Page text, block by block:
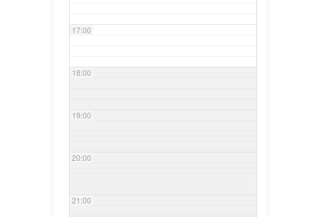
17:00
18:00
19:00
20:00
21:00